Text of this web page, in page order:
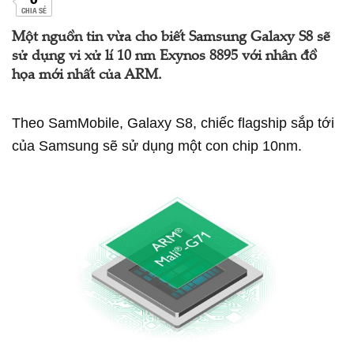
CHIA SẺ
Một nguồn tin vừa cho biết Samsung Galaxy S8 sẽ
sử dụng vi xử lí 10 nm Exynos 8895 với nhân đồ
họa mới nhất của ARM.
Theo SamMobile, Galaxy S8, chiếc flagship sắp tới
của Samsung sẽ sử dụng một con chip 10nm.